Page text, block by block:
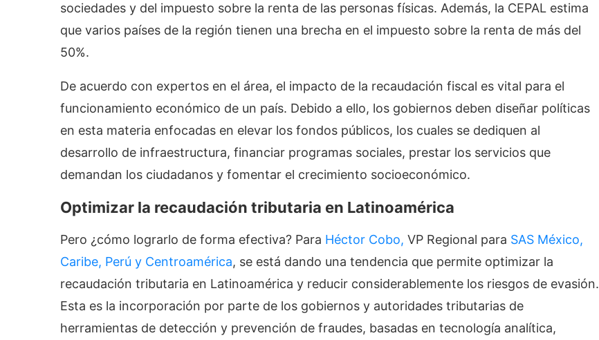
sociedades y del impuesto sobre la renta de las personas físicas. Además, la CEPAL estima
que varios países de la región tienen una brecha en el impuesto sobre la renta de más del
50%.
De acuerdo con expertos en el área, el impacto de la recaudación fiscal es vital para el
funcionamiento económico de un país. Debido a ello, los gobiernos deben diseñar políticas
en esta materia enfocadas en elevar los fondos públicos, los cuales se dediquen al
desarrollo de infraestructura, financiar programas sociales, prestar los servicios que
demandan los ciudadanos y fomentar el crecimiento socioeconómico.
Optimizar la recaudación tributaria en Latinoamérica
Pero ¿cómo lograrlo de forma efectiva? Para Héctor Cobo, VP Regional para SAS México,
Caribe, Perú y Centroamérica, se está dando una tendencia que permite optimizar la
recaudación tributaria en Latinoamérica y reducir considerablemente los riesgos de evasión.
Esta es la incorporación por parte de los gobiernos y autoridades tributarias de
herramientas de detección y prevención de fraudes, basadas en tecnología analítica,